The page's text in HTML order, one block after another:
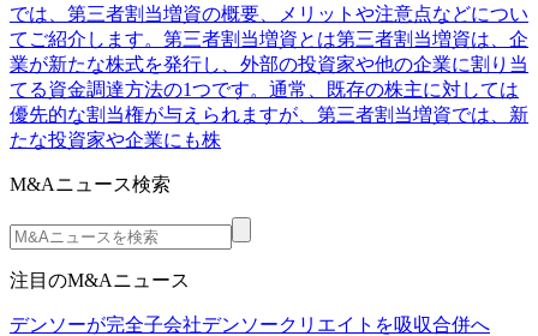
では、第三者割当増資の概要、メリットや注意点などについ
てご紹介します。第三者割当増資とは第三者割当増資は、企
業が新たな株式を発行し、外部の投資家や他の企業に割り当
てる資金調達方法の1つです。通常、既存の株主に対しては
優先的な割当権が与えられますが、第三者割当増資では、新
たな投資家や企業にも株
M&Aニュース検索
注目のM&Aニュース
デンソーが完全子会社デンソークリエイトを吸収合併へ